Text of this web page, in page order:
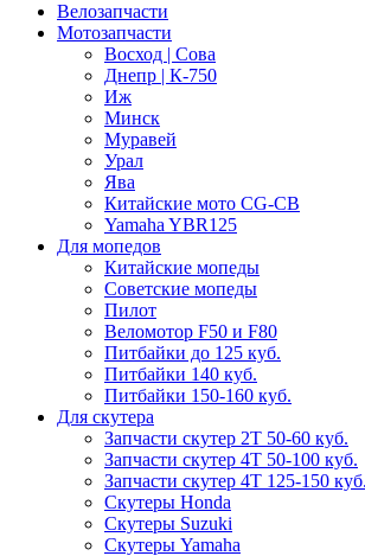
Велозапчасти
Мотозапчасти
Восход | Сова
Днепр | К-750
Иж
Минск
Муравей
Урал
Ява
Китайские мото CG-CB
Yamaha YBR125
Для мопедов
Китайские мопеды
Советские мопеды
Пилот
Веломотор F50 и F80
Питбайки до 125 куб.
Питбайки 140 куб.
Питбайки 150-160 куб.
Для скутера
Запчасти скутер 2Т 50-60 куб.
Запчасти скутер 4Т 50-100 куб.
Запчасти скутер 4Т 125-150 куб.
Скутеры Honda
Скутеры Suzuki
Скутеры Yamaha